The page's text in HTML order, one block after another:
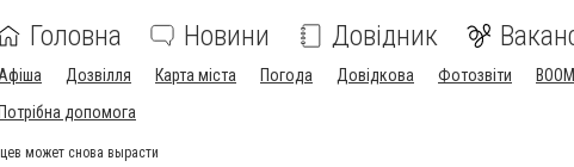
Головна Новини Довідник
Афіша Дозвілля Карта міста Погода Довідкова Фотозвіти
Потрібна допомога
может снова вырасти